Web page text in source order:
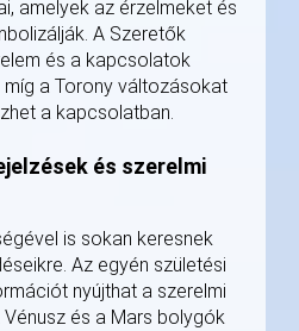
amelyek az érzelmeket és
A Szeretők
és a kapcsolatok
a Torony változásokat
a kapcsolatban.
és szerelmi
is sokan keresnek
Az egyén születési
nyújthat a szerelmi
és a Mars bolygók